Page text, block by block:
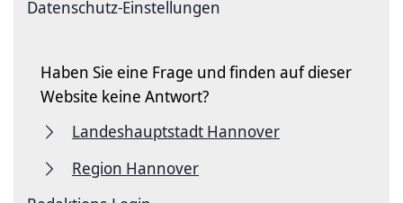
Datenschutz-Einstellungen
Haben Sie eine Frage und finden auf dieser
Website keine Antwort?
Landeshauptstadt Hannover
Region Hannover